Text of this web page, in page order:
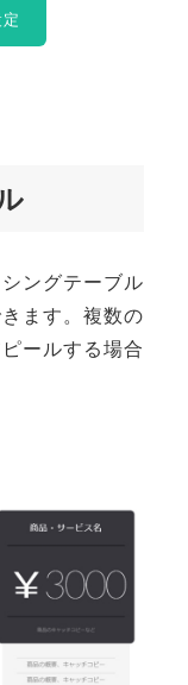
ングテーブル
ます。複数の
ールする場合